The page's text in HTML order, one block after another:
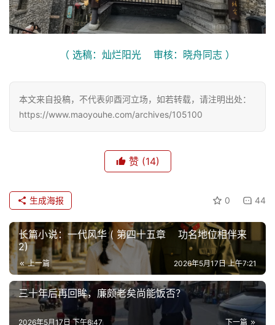
首
页
（ 选稿：灿烂阳光    审核：晓舟同志 ）
本文来自投稿，不代表卯酉河立场，如若转载，请注明出处：
https://www.maoyouhe.com/archives/105100
赞 (14)
0 44
生成海报
长篇小说：一代风华 ( 第四十五章 功名地位相伴来
2)
上一篇 2026年5月17日 上午7:21
三十年后再回眸，廉颇老矣尚能饭否？
下一篇
2026年5月17日 下午6:47